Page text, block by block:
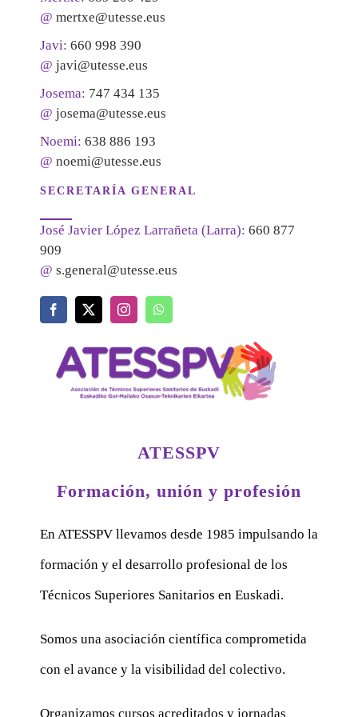
@ mertxe@utesse.eus
Javi: 660 998 390
@ javi@utesse.eus
Josema: 747 434 135
@ josema@utesse.eus
Noemi: 638 886 193
@ noemi@utesse.eus
SECRETARÍA GENERAL
José Javier López Larrañeta (Larra): 660 877
909
@ s.general@utesse.eus
ATESSPV
Formación, unión y profesión
En ATESSPV llevamos desde 1985 impulsando la
formación y el desarrollo profesional de los
Técnicos Superiores Sanitarios en Euskadi.
Somos una asociación científica comprometida
con el avance y la visibilidad del colectivo.
Organizamos cursos acreditados y jornadas